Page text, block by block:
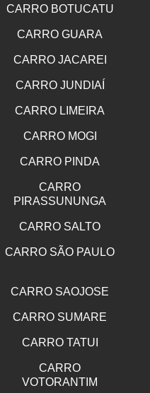
CARRO BOTUCATU
CARRO GUARA
CARRO JACAREI
CARRO JUNDIAÍ
CARRO LIMEIRA
CARRO MOGI
CARRO PINDA
CARRO
PIRASSUNUNGA
CARRO SALTO
CARRO SÃO PAULO
CARRO SAOJOSE
CARRO SUMARE
CARRO TATUI
CARRO
VOTORANTIM